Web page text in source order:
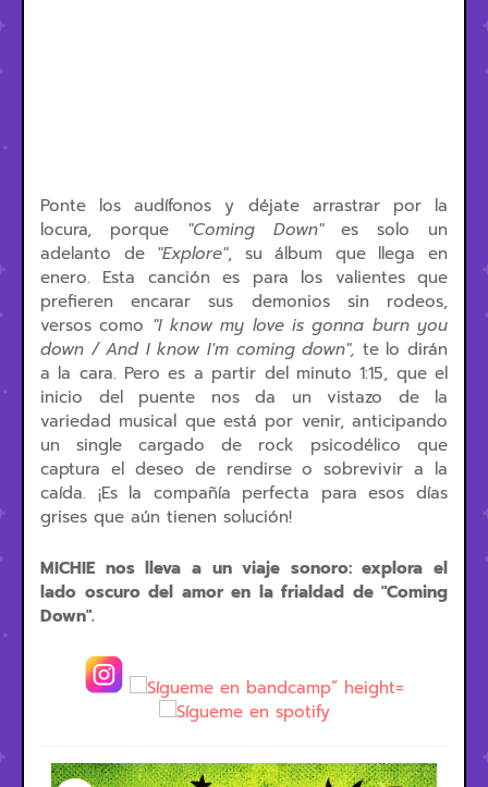
Ponte los audífonos y déjate arrastrar por la
locura, porque "Coming Down"es solo un
adelanto de "Explore", su álbum que llega en
enero. Esta canción es para los valientes que
prefieren encarar sus demonios sin rodeos,
versos como "I know my love is gonna burn you
down / And I know I'm coming down", te lo dirán
a la cara. Pero es a partir del minuto 1:15, que el
inicio del puente nos da un vistazo de la
variedad musical que está por venir, anticipando
un single cargado de rock psicodélico que
captura el deseo de rendirse o sobrevivir a la
caída. ¡Es la compañía perfecta para esos días
grises que aún tienen solución!
MICHIE nos lleva a un viaje sonoro: explora el
lado oscuro del amor en la frialdad de "Coming
Down".